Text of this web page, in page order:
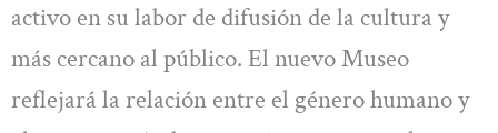
activo en su labor de difusión de la cultura y
más cercano al público. El nuevo Museo
reflejará la relación entre el género humano y